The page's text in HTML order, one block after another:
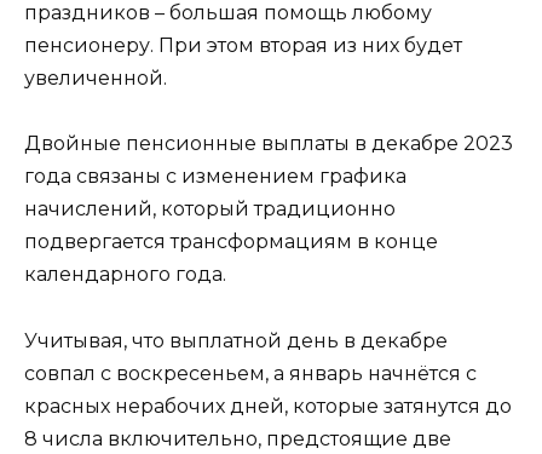
праздников – большая помощь любому
пенсионеру. При этом вторая из них будет
увеличенной.
Двойные пенсионные выплаты в декабре 2023
года связаны с изменением графика
начислений, который традиционно
подвергается трансформациям в конце
календарного года.
Учитывая, что выплатной день в декабре
совпал с воскресеньем, а январь начнётся с
красных нерабочих дней, которые затянутся до
8 числа включительно, предстоящие две